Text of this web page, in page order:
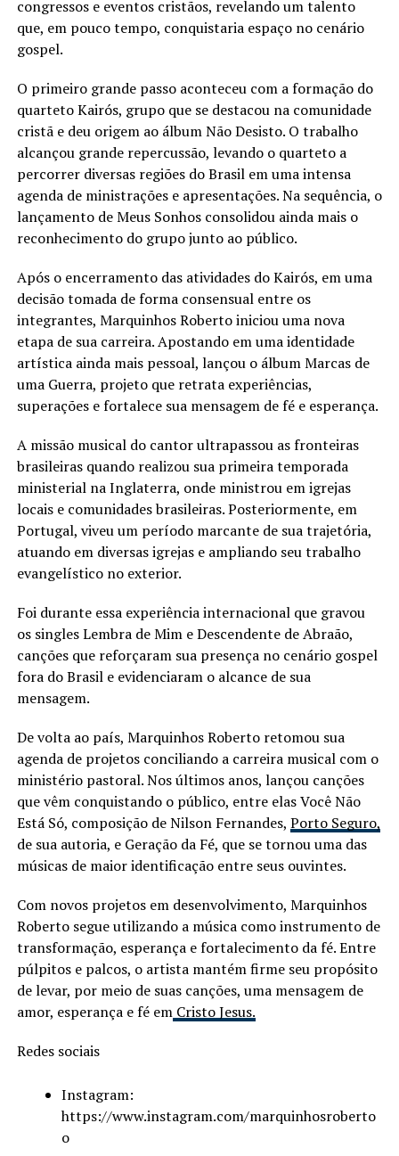
congressos e eventos cristãos, revelando um talento
que, em pouco tempo, conquistaria espaço no cenário
gospel.
O primeiro grande passo aconteceu com a formação do
quarteto Kairós, grupo que se destacou na comunidade
cristã e deu origem ao álbum Não Desisto. O trabalho
alcançou grande repercussão, levando o quarteto a
percorrer diversas regiões do Brasil em uma intensa
agenda de ministrações e apresentações. Na sequência, o
lançamento de Meus Sonhos consolidou ainda mais o
reconhecimento do grupo junto ao público.
Após o encerramento das atividades do Kairós, em uma
decisão tomada de forma consensual entre os
integrantes, Marquinhos Roberto iniciou uma nova
etapa de sua carreira. Apostando em uma identidade
artística ainda mais pessoal, lançou o álbum Marcas de
uma Guerra, projeto que retrata experiências,
superações e fortalece sua mensagem de fé e esperança.
A missão musical do cantor ultrapassou as fronteiras
brasileiras quando realizou sua primeira temporada
ministerial na Inglaterra, onde ministrou em igrejas
locais e comunidades brasileiras. Posteriormente, em
Portugal, viveu um período marcante de sua trajetória,
atuando em diversas igrejas e ampliando seu trabalho
evangelístico no exterior.
Foi durante essa experiência internacional que gravou
os singles Lembra de Mim e Descendente de Abraão,
canções que reforçaram sua presença no cenário gospel
fora do Brasil e evidenciaram o alcance de sua
mensagem.
De volta ao país, Marquinhos Roberto retomou sua
agenda de projetos conciliando a carreira musical com o
ministério pastoral. Nos últimos anos, lançou canções
que vêm conquistando o público, entre elas Você Não
Está Só, composição de Nilson Fernandes, Porto Seguro,
de sua autoria, e Geração da Fé, que se tornou uma das
músicas de maior identificação entre seus ouvintes.
Com novos projetos em desenvolvimento, Marquinhos
Roberto segue utilizando a música como instrumento de
transformação, esperança e fortalecimento da fé. Entre
púlpitos e palcos, o artista mantém firme seu propósito
de levar, por meio de suas canções, uma mensagem de
amor, esperança e fé emCristo Jesus.
Redes sociais
Instagram:
https://www.instagram.com/marquinhosroberto
o